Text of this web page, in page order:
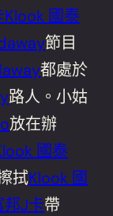
Klook 國泰
節目
都處於
路人。小姑
放在辦
國泰
拭Klook 國
邦J卡帶